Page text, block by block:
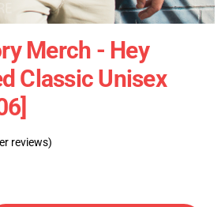
Merch - Hey
Classic Unisex
reviews)